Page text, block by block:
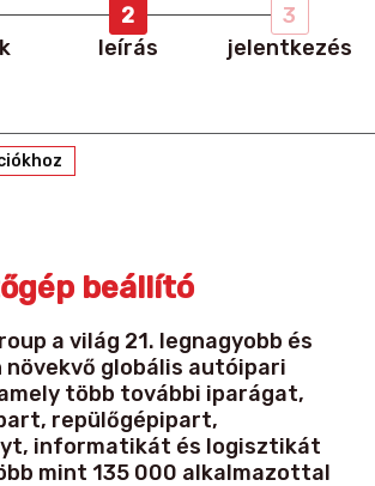
2
leírás
3
jelentkezés
beállító
a világ 21. legnagyobb és
növekvő globális autóipari
több további iparágat,
repülőgépipart,
informatikát és logisztikát
mint 135 000 alkalmazottal